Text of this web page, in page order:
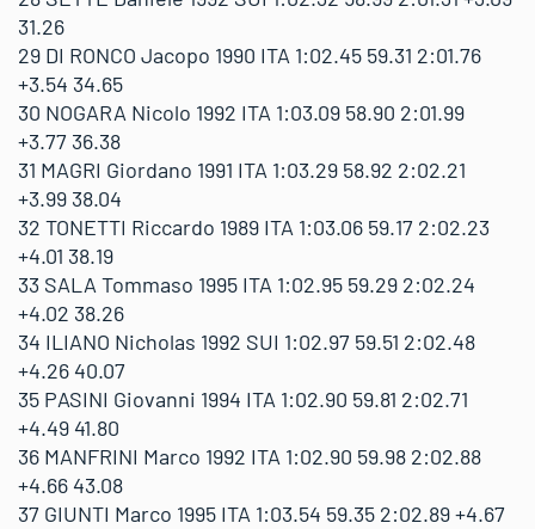
31.26
29 DI RONCO Jacopo 1990 ITA 1:02.45 59.31 2:01.76
+3.54 34.65
30 NOGARA Nicolo 1992 ITA 1:03.09 58.90 2:01.99
+3.77 36.38
31 MAGRI Giordano 1991 ITA 1:03.29 58.92 2:02.21
+3.99 38.04
32 TONETTI Riccardo 1989 ITA 1:03.06 59.17 2:02.23
+4.01 38.19
33 SALA Tommaso 1995 ITA 1:02.95 59.29 2:02.24
+4.02 38.26
34 ILIANO Nicholas 1992 SUI 1:02.97 59.51 2:02.48
+4.26 40.07
35 PASINI Giovanni 1994 ITA 1:02.90 59.81 2:02.71
+4.49 41.80
36 MANFRINI Marco 1992 ITA 1:02.90 59.98 2:02.88
+4.66 43.08
37 GIUNTI Marco 1995 ITA 1:03.54 59.35 2:02.89 +4.67